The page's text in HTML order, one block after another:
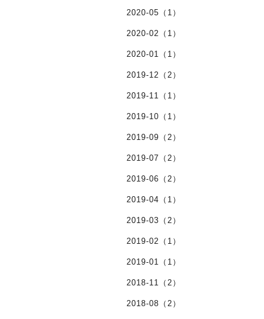
2020-05（1）
2020-02（1）
2020-01（1）
2019-12（2）
2019-11（1）
2019-10（1）
2019-09（2）
2019-07（2）
2019-06（2）
2019-04（1）
2019-03（2）
2019-02（1）
2019-01（1）
2018-11（2）
2018-08（2）